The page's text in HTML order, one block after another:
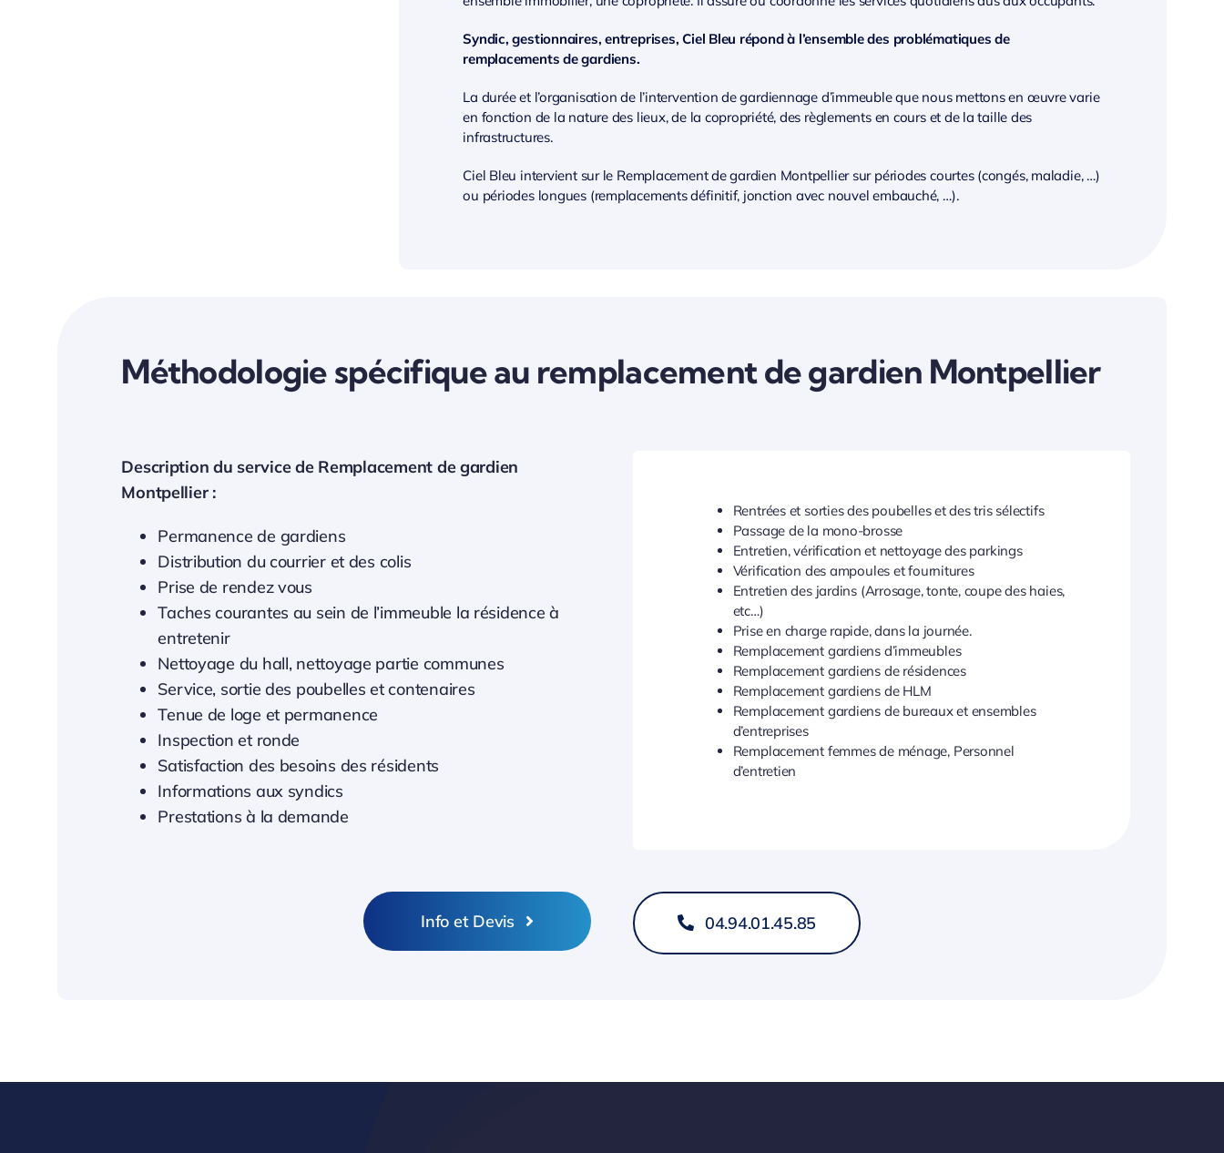
Syndic, gestionnaires, entreprises, Ciel Bleu répond à l’ensemble des problématiques de
remplacements de gardiens.
La durée et l’organisation de l’intervention de gardiennage d’immeuble que nous mettons en œuvre varie
en fonction de la nature des lieux, de la copropriété, des règlements en cours et de la taille des
infrastructures.
Ciel Bleu intervient sur le Remplacement de gardien Montpellier sur périodes courtes (congés, maladie, …)
ou périodes longues (remplacements définitif, jonction avec nouvel embauché, …).
Méthodologie spécifique au remplacement de gardien Montpellier
Description du service de Remplacement de gardien
Montpellier :
Permanence de gardiens
Distribution du courrier et des colis
Prise de rendez vous
Taches courantes au sein de l’immeuble la résidence à
entretenir
Nettoyage du hall, nettoyage partie communes
Service, sortie des poubelles et contenaires
Tenue de loge et permanence
Inspection et ronde
Satisfaction des besoins des résidents
Informations aux syndics
Prestations à la demande
Rentrées et sorties des poubelles et des tris sélectifs
Passage de la mono-brosse
Entretien, vérification et nettoyage des parkings
Vérification des ampoules et fournitures
Entretien des jardins (Arrosage, tonte, coupe des haies,
etc…)
Prise en charge rapide, dans la journée.
Remplacement gardiens d’immeubles
Remplacement gardiens de résidences
Remplacement gardiens de HLM
Remplacement gardiens de bureaux et ensembles
d’entreprises
Remplacement femmes de ménage, Personnel
d’entretien
Info et Devis 04.94.01.45.85